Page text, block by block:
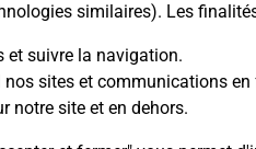
similaires). Les
et suivre la navigation.
sites et communications
notre site et en dehors.